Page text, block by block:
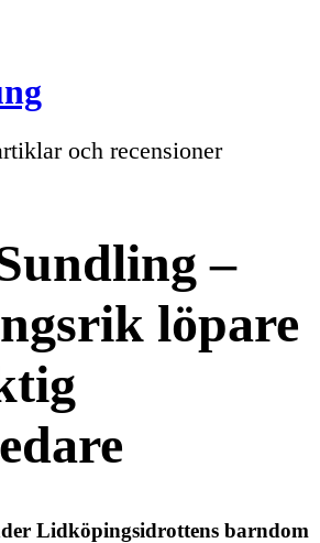
och recensioner
–
löpare
Lidköpingsidrottens barndom